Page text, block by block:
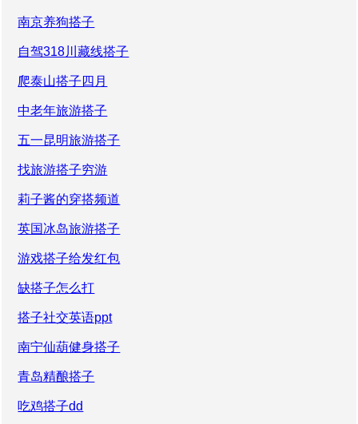
南京养狗搭子
自驾318川藏线搭子
爬泰山搭子四月
中老年旅游搭子
五一昆明旅游搭子
找旅游搭子穷游
莉子酱的穿搭频道
英国冰岛旅游搭子
游戏搭子给发红包
缺搭子怎么打
搭子社交英语ppt
南宁仙葫健身搭子
青岛精酿搭子
吃鸡搭子dd